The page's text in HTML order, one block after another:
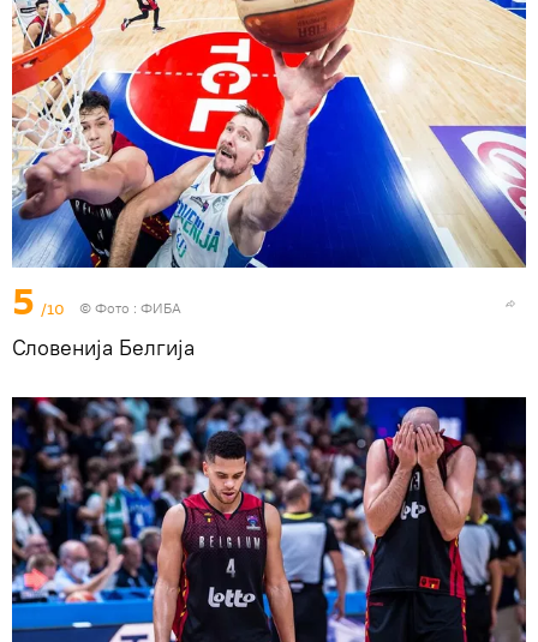
5 /10 © Фото : ФИБА
Словенија Белгија